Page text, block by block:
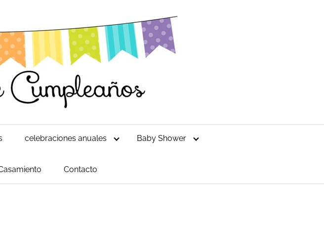
celebraciones anuales Baby Shower
Contacto